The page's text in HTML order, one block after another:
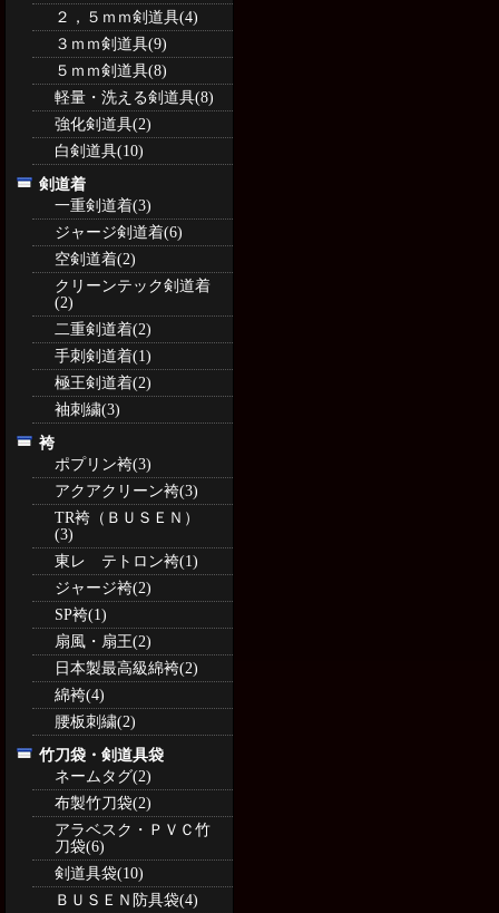
２，５ｍｍ剣道具(4)
３ｍｍ剣道具(9)
５ｍｍ剣道具(8)
軽量・洗える剣道具(8)
強化剣道具(2)
白剣道具(10)
剣道着
一重剣道着(3)
ジャージ剣道着(6)
空剣道着(2)
クリーンテック剣道着
(2)
二重剣道着(2)
手刺剣道着(1)
極王剣道着(2)
袖刺繍(3)
袴
ポプリン袴(3)
アクアクリーン袴(3)
TR袴（ＢＵＳＥＮ）
(3)
東レ テトロン袴(1)
ジャージ袴(2)
SP袴(1)
扇風・扇王(2)
日本製最高級綿袴(2)
綿袴(4)
腰板刺繍(2)
竹刀袋・剣道具袋
ネームタグ(2)
布製竹刀袋(2)
アラベスク・ＰＶＣ竹
刀袋(6)
剣道具袋(10)
ＢＵＳＥＮ防具袋(4)